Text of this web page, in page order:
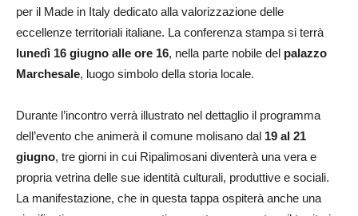
per il Made in Italy dedicato alla valorizzazione delle
eccellenze territoriali italiane. La conferenza stampa si terrà
lunedì 16 giugno alle ore 16, nella parte nobile del palazzo
Marchesale, luogo simbolo della storia locale.
Durante l’incontro verrà illustrato nel dettaglio il programma
dell’evento che animerà il comune molisano dal 19 al 21
giugno, tre giorni in cui Ripalimosani diventerà una vera e
propria vetrina delle sue identità culturali, produttive e sociali.
La manifestazione, che in questa tappa ospiterà anche una